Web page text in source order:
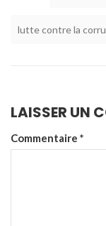
lutte contre la
LAISSER UN
Commentaire *